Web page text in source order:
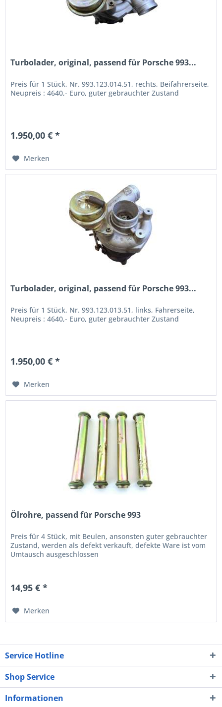
Turbolader, original, passend für Porsche 993...
Preis für 1 Stück, Nr. 993.123.014.51, rechts, Beifahrerseite,
Neupreis : 4640,- Euro, guter gebrauchter Zustand
1.950,00 € *
Merken
Turbolader, original, passend für Porsche 993...
Preis für 1 Stück, Nr. 993.123.013.51, links, Fahrerseite,
Neupreis : 4640,- Euro, guter gebrauchter Zustand
1.950,00 € *
Merken
Ölrohre, passend für Porsche 993
Preis für 4 Stück, mit Beulen, ansonsten guter gebrauchter
Zustand, werden als defekt verkauft, defekte Ware ist vom
Umtausch ausgeschlossen
14,95 € *
Merken
Service Hotline
Shop Service
Informationen